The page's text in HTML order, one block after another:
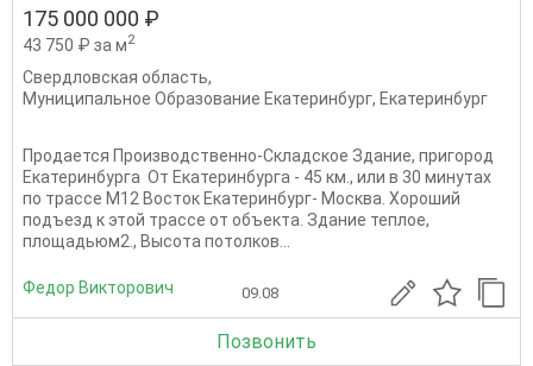
175 000 000 ₽
43 750 ₽ за м2
Свердловская область,
Муниципальное Образование Екатеринбург, Екатеринбург
Продается Производственно-Складское Здание, пригород
Екатеринбурга От Екатеринбурга - 45 км., или в 30 минутах
по трассе М12 Восток Екатеринбург- Москва. Хороший
подъезд к этой трассе от объекта. Здание теплое,
площадьюм2., Высота потолков...
Федор Викторович 09.08
Позвонить